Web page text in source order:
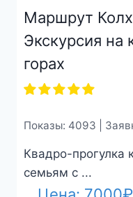
Маршрут
Экскурсия на
горах
Показы: 4093 |
Квадро-прогулка
семьям с ...